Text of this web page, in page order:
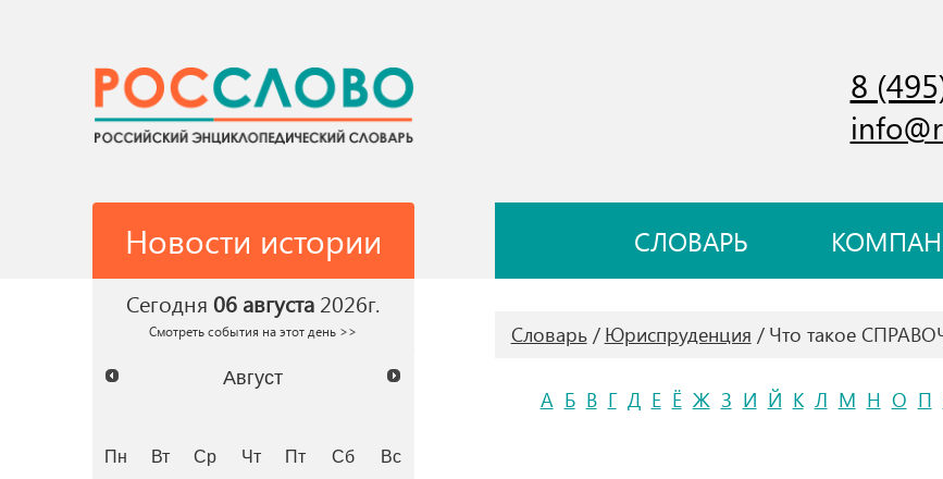
8
Новости истории СЛОВАРЬ
Сегодня 06 августа 2026г.
Смотреть события на этот день >>
Август
Пн Вт Ср Чт Пт Сб Вс
Словарь Юриспруденция Что такое
А Б В Г Д Е Ё Ж З И Й К Л М Н О П